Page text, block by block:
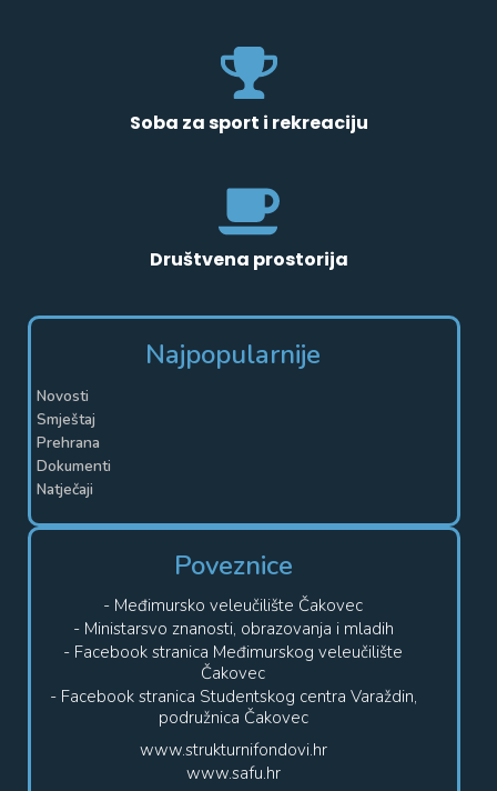
Soba za sport i rekreaciju
Društvena prostorija
Najpopularnije
Novosti
Smještaj
Prehrana
Dokumenti
Natječaji
Poveznice
- Međimursko veleučilište Čakovec
- Ministarsvo znanosti, obrazovanja i mladih
- Facebook stranica Međimurskog veleučilište
Čakovec
- Facebook stranica Studentskog centra Varaždin,
podružnica Čakovec
www.strukturnifondovi.hr
www.safu.hr